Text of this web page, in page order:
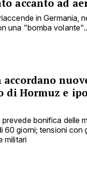
accanto ad
in Germania,
una "bomba
accordano
di Hormuz e
prevede bonifica delle
60 giorni; tensioni con
militari